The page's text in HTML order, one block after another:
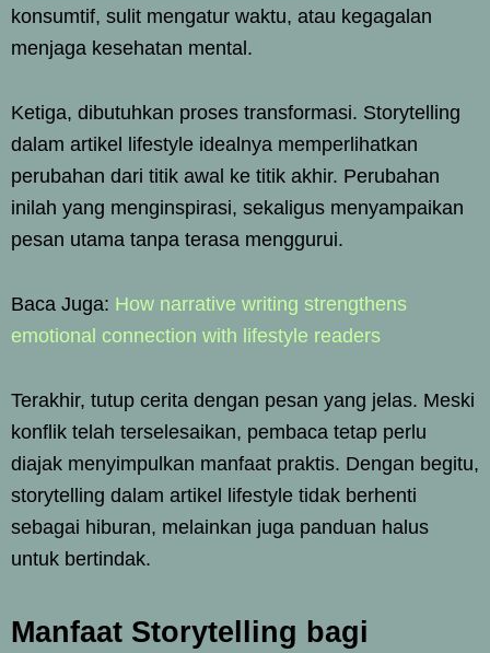
konsumtif, sulit mengatur waktu, atau kegagalan
menjaga kesehatan mental.
Ketiga, dibutuhkan proses transformasi. Storytelling
dalam artikel lifestyle idealnya memperlihatkan
perubahan dari titik awal ke titik akhir. Perubahan
inilah yang menginspirasi, sekaligus menyampaikan
pesan utama tanpa terasa menggurui.
Baca Juga: How narrative writing strengthens
emotional connection with lifestyle readers
Terakhir, tutup cerita dengan pesan yang jelas. Meski
konflik telah terselesaikan, pembaca tetap perlu
diajak menyimpulkan manfaat praktis. Dengan begitu,
storytelling dalam artikel lifestyle tidak berhenti
sebagai hiburan, melainkan juga panduan halus
untuk bertindak.
Manfaat Storytelling bagi